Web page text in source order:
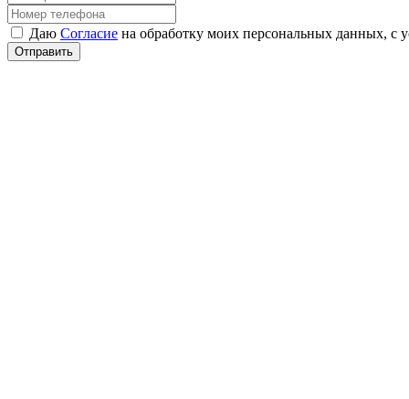
Даю Согласие на обработку моих персональных данных, с
Отправить